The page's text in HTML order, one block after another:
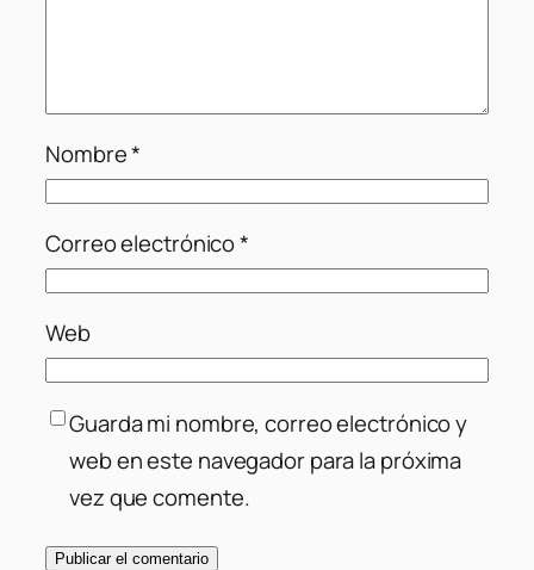
Nombre*
Correo electrónico*
Web
Guarda mi nombre, correo electrónico y
web en este navegador para la próxima
vez que comente.